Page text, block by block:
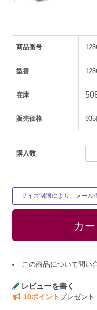
商品番号
型番
在庫
販売価格
購入数
サイズ制限により、メール
この商品について問い
レビューを書く
10ポイントプレゼント